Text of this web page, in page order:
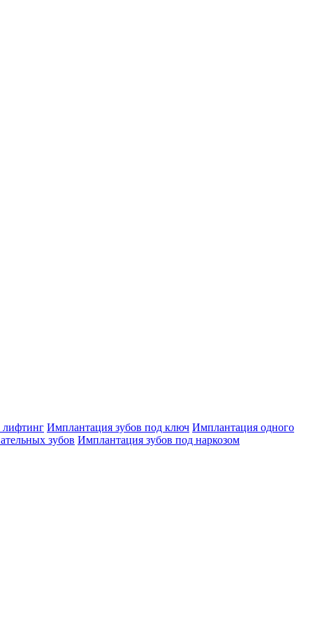
Имплантация зубов под ключ Имплантация одного
зубов Имплантация зубов под наркозом